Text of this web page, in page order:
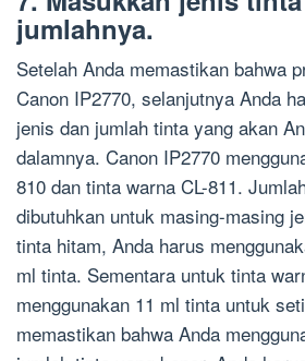
jumlahnya.
Setelah Anda memastikan bahwa
Canon IP2770, selanjutnya Anda
jenis dan jumlah tinta yang akan
dalamnya. Canon IP2770
810 dan tinta warna CL-811.
dibutuhkan untuk masing-masing
tinta hitam, Anda harus
ml tinta. Sementara untuk tinta
menggunakan 11 ml tinta untuk
memastikan bahwa Anda